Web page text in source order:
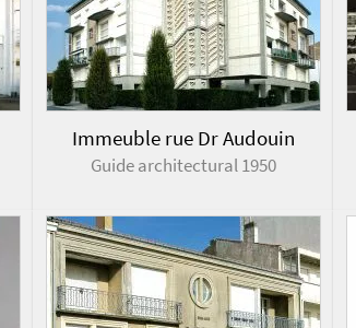
Immeuble rue Dr Audouin
Guide architectural 1950